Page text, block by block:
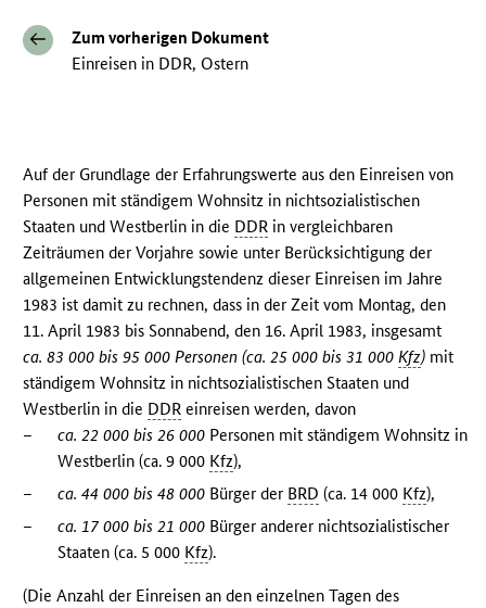
Zum vorherigen Dokument
Einreisen in DDR, Ostern
Auf der Grundlage der Erfahrungswerte aus den Einreisen von
Personen mit ständigem Wohnsitz in nichtsozialistischen
Staaten und Westberlin in die DDR in vergleichbaren
Zeiträumen der Vorjahre sowie unter Berücksichtigung der
allgemeinen Entwicklungstendenz dieser Einreisen im Jahre
1983 ist damit zu rechnen, dass in der Zeit vom Montag, den
11. April 1983 bis Sonnabend, den 16. April 1983, insgesamt
ca. 83 000 bis 95 000 Personen (ca. 25 000 bis 31 000Kfz) mit
ständigem Wohnsitz in nichtsozialistischen Staaten und
Westberlin in die DDR einreisen werden, davon
–
ca. 22 000 bis 26 000 Personen mit ständigem Wohnsitz in
Westberlin (ca. 9 000 Kfz),
–
ca. 44 000 bis 48 000 Bürger der BRD (ca. 14 000 Kfz),
–
ca. 17 000 bis 21 000 Bürger anderer nichtsozialistischer
Staaten (ca. 5 000 Kfz).
(Die Anzahl der Einreisen an den einzelnen Tagen des